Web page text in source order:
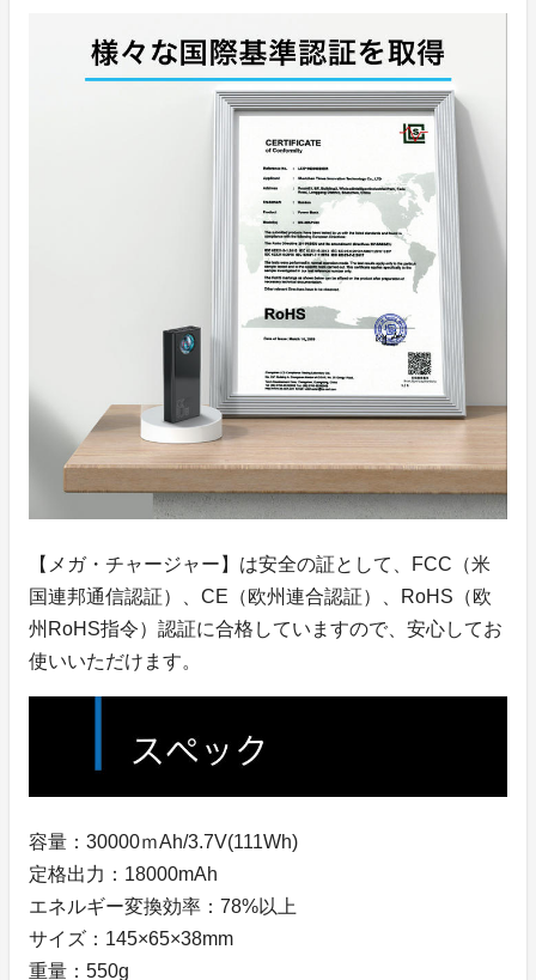
【メガ・チャージャー】は安全の証として、FCC（米
国連邦通信認証）、CE（欧州連合認証）、RoHS（欧
州RoHS指令）認証に合格していますので、安心してお
使いいただけます。
容量：30000ｍAh/3.7V(111Wh)
定格出力：18000mAh
エネルギー変換効率：78%以上
サイズ：145×65×38mm
重量：550g